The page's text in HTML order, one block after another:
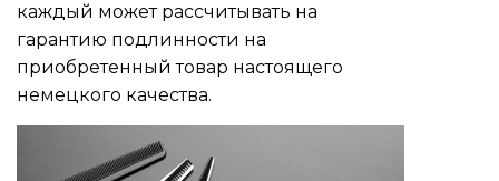
каждый может рассчитывать на
гарантию подлинности на
приобретенный товар настоящего
немецкого качества.